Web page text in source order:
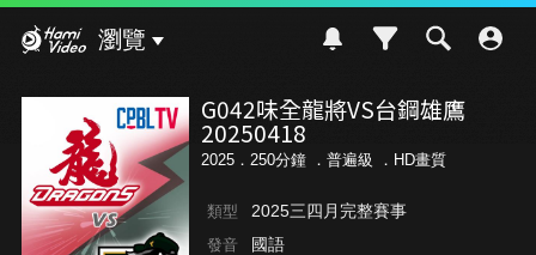
瀏覽
G042味全龍將VS台鋼雄鷹
20250418
2025．250分鐘 ． 普遍級 ．HD畫質
類型 2025三四月完整賽事
發音 國語